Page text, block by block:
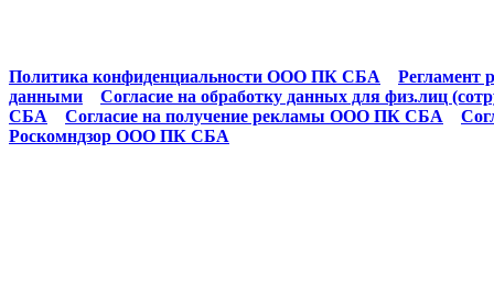
Политика конфиденциальности ООО ПК СБА
Регламент
данными
Согласие на обработку данных для физ.лиц
СБА
Согласие на получение рекламы ООО ПК СБА
Роскомндзор ООО ПК СБА